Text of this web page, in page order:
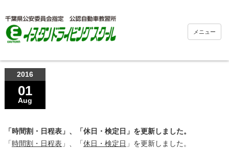
メニュー
2016
01
Aug
「時間割・日程表」、「休日・検定日」を更新しました。
「時間割・日程表 」、「休日・検定日 」を更新しました。